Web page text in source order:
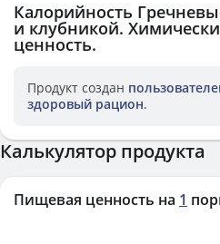
Калорийность
и клубникой.
ценность.
Продукт создан
здоровый рацион.
Калькулятор продукта
Пищевая ценность на 1